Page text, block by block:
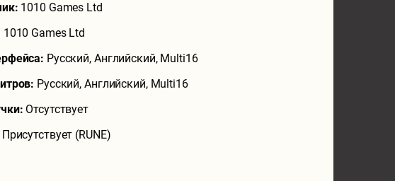
1010 Games Ltd
1010 Games Ltd
Русский, Английский, Multi16
Русский, Английский, Multi16
Отсутствует
Присутствует (RUNE)